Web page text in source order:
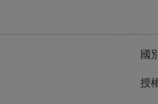
國
授